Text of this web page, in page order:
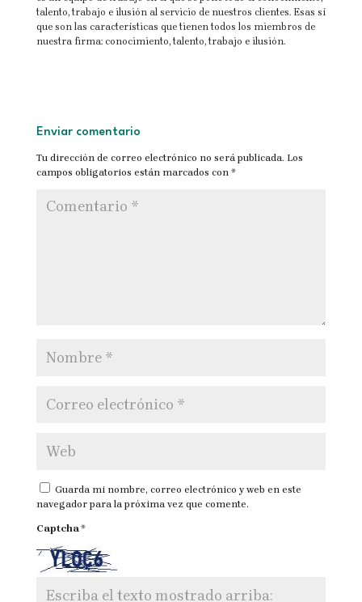
talento, trabajo e ilusión al servicio de nuestros clientes. Esas sí
que son las características que tienen todos los miembros de
nuestra firma: conocimiento, talento, trabajo e ilusión.
Enviar comentario
Tu dirección de correo electrónico no será publicada. Los
campos obligatorios están marcados con *
Guarda mi nombre, correo electrónico y web en este
navegador para la próxima vez que comente.
Captcha*